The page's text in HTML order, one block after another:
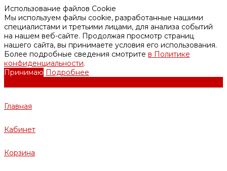
Использование файлов Cookie
Мы используем файлы cookie, разработанные нашими
специалистами и третьими лицами, для анализа событий
на нашем веб-сайте. Продолжая просмотр страниц
нашего сайта, вы принимаете условия его использования.
Более подробные сведения смотрите в Политике
конфиденциальности.
Принимаю Подробнее
Главная
Кабинет
Корзина